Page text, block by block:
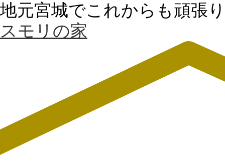
地元宮城でこれからも頑張
スモリの家